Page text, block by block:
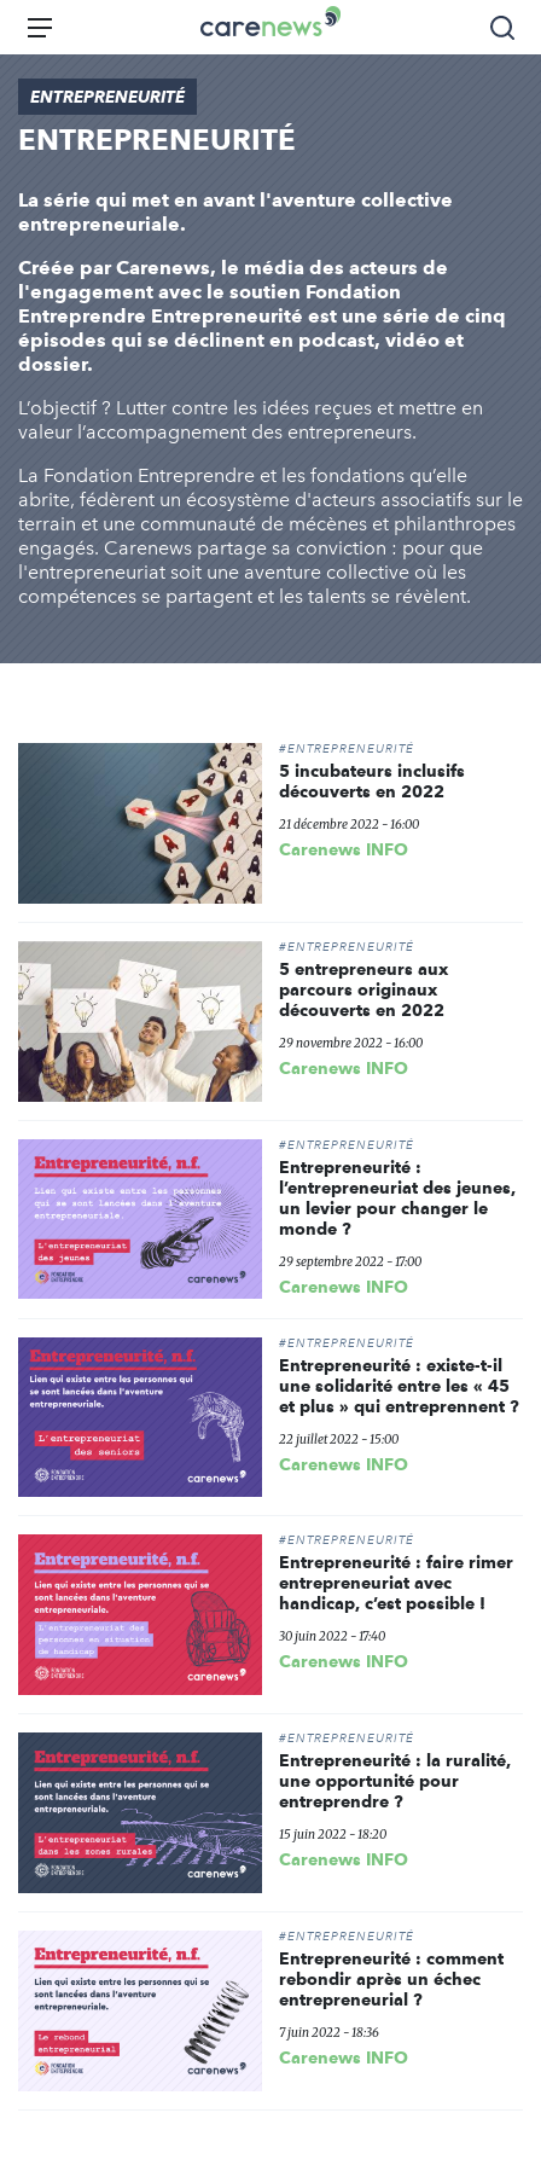
Aller
principal
Carenews,
Le
acteurs
l'engagement
Menu
ENTREPRENEURITÉ
ENTREPRENEURITÉ
La série qui met en avant l'aventure collective
entrepreneuriale.
Créée par Carenews, le média des acteurs de
l'engagement avec le soutien Fondation
Entreprendre Entrepreneurité est une série de cinq
épisodes qui se déclinent en podcast, vidéo et
dossier.
L’objectif ? Lutter contre les idées reçues et mettre en
valeur l’accompagnement des entrepreneurs.
La Fondation Entreprendre et les fondations qu’elle
abrite, fédèrent un écosystème d'acteurs associatifs sur le
terrain et une communauté de mécènes et philanthropes
engagés. Carenews partage sa conviction : pour que
l'entrepreneuriat soit une aventure collective où les
compétences se partagent et les talents se révèlent.
#ENTREPRENEURITÉ
5 incubateurs inclusifs
découverts en 2022
21 décembre 2022 - 16:00
Carenews INFO
#ENTREPRENEURITÉ
5 entrepreneurs aux
parcours originaux
découverts en 2022
29 novembre 2022 - 16:00
Carenews INFO
#ENTREPRENEURITÉ
Entrepreneurité :
l’entrepreneuriat des jeunes,
un levier pour changer le
monde ?
29 septembre 2022 - 17:00
Carenews INFO
#ENTREPRENEURITÉ
Entrepreneurité : existe-t-il
une solidarité entre les « 45
et plus » qui entreprennent ?
22 juillet 2022 - 15:00
Carenews INFO
#ENTREPRENEURITÉ
Entrepreneurité : faire rimer
entrepreneuriat avec
handicap, c’est possible !
30 juin 2022 - 17:40
Carenews INFO
#ENTREPRENEURITÉ
Entrepreneurité : la ruralité,
une opportunité pour
entreprendre ?
15 juin 2022 - 18:20
Carenews INFO
#ENTREPRENEURITÉ
Entrepreneurité : comment
rebondir après un échec
entrepreneurial ?
7 juin 2022 - 18:36
Carenews INFO